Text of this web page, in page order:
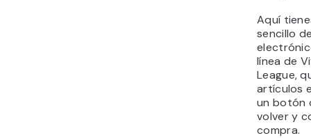
Aquí
sencillo
línea de
League,
artículos
un botón
volver y
compra.